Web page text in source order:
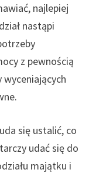
najlepiej
nastąpi
z pewnością
wyceniających
się ustalić, co
udać się do
majątku i